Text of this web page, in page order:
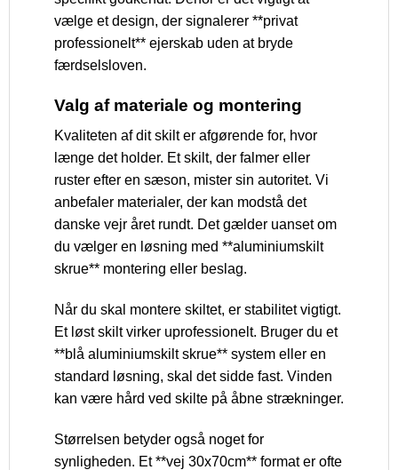
vælge et design, der signalerer **privat
professionelt** ejerskab uden at bryde
færdselsloven.
Valg af materiale og montering
Kvaliteten af dit skilt er afgørende for, hvor
længe det holder. Et skilt, der falmer eller
ruster efter en sæson, mister sin autoritet. Vi
anbefaler materialer, der kan modstå det
danske vejr året rundt. Det gælder uanset om
du vælger en løsning med **aluminiumskilt
skrue** montering eller beslag.
Når du skal montere skiltet, er stabilitet vigtigt.
Et løst skilt virker uprofessionelt. Bruger du et
**blå aluminiumskilt skrue** system eller en
standard løsning, skal det sidde fast. Vinden
kan være hård ved skilte på åbne strækninger.
Størrelsen betyder også noget for
synligheden. Et **vej 30x70cm** format er ofte